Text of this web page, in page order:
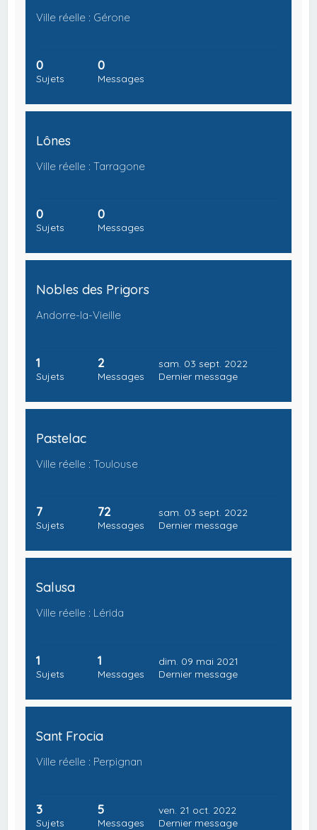
Ville réelle : Gérone
0
Sujets
0
Messages
Lônes
Ville réelle : Tarragone
0
Sujets
0
Messages
Nobles des Prigors
Andorre-la-Vieille
1
Sujets
2
Messages
sam. 03 sept. 2022
Dernier message
Pastelac
Ville réelle : Toulouse
7
Sujets
72
Messages
sam. 03 sept. 2022
Dernier message
Salusa
Ville réelle : Lérida
1
Sujets
1
Messages
dim. 09 mai 2021
Dernier message
Sant Frocia
Ville réelle : Perpignan
3
Sujets
5
Messages
ven. 21 oct. 2022
Dernier message